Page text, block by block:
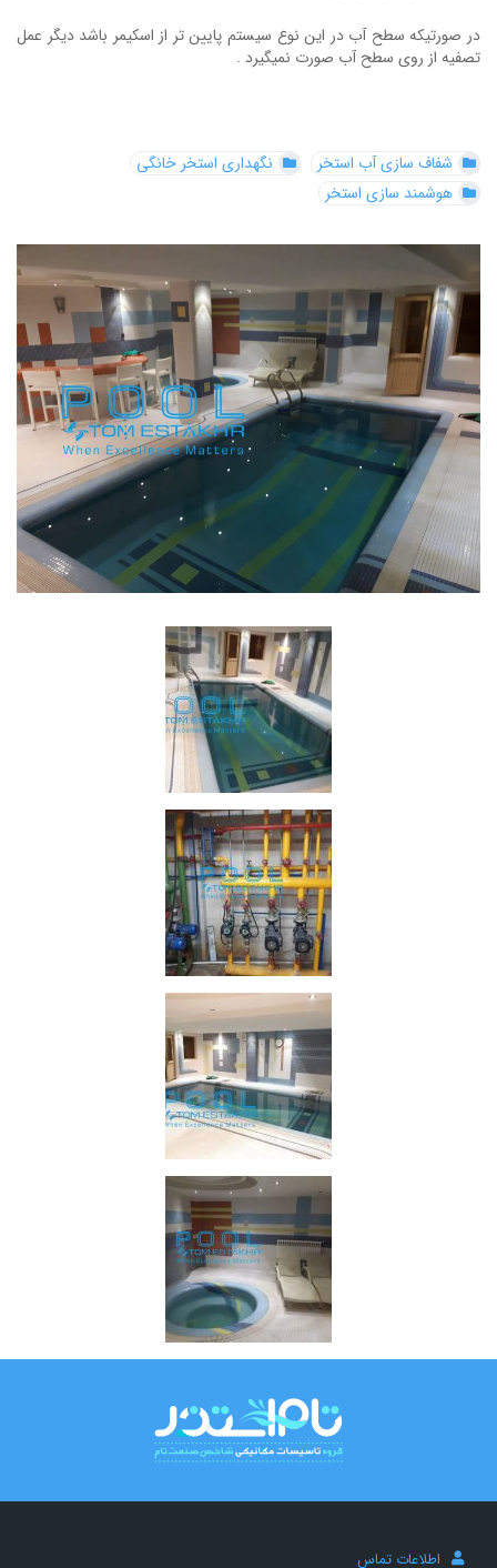
در صورتیکه سطح آب در این نوع سیستم پایین تر از اسکیمر باشد دیگر عمل
تصفیه از روی سطح آب صورت نمیگیرد .
شفاف سازی آب استخر
نگهداری استخر خانگی
هوشمند سازی استخر
اطلاعات تماس